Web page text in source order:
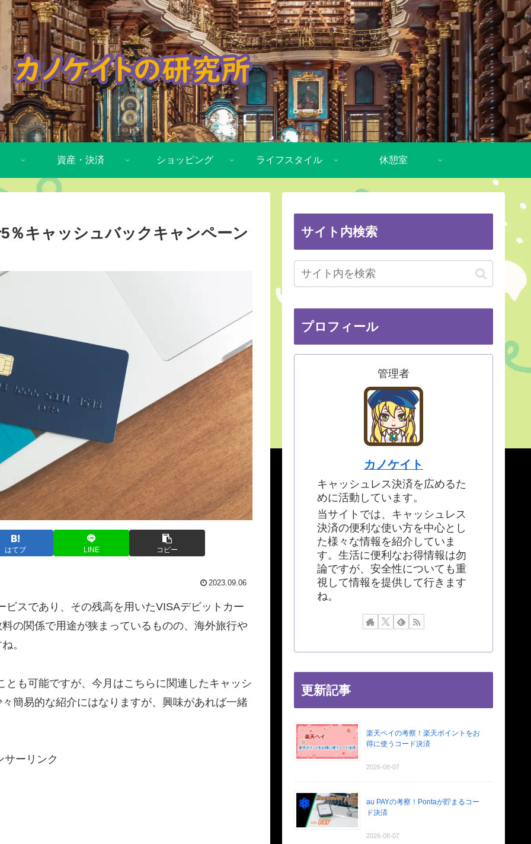
資産・決済 ショッピング ライフスタイル 休憩室
％キャッシュバックキャンペーン
はてブ LINE コピー
2023.09.06
スであり、その残高を用いたVISAデビットカー
の関係で用途が狭まっているものの、海外旅行や
。
も可能ですが、今月はこちらに関連したキャッシ
簡易的な紹介にはなりますが、興味があれば一緒
サーリンク
サイト内検索
プロフィール
管理者
カノケイト
キャッシュレス決済を広めるた
めに活動しています。
当サイトでは、キャッシュレス
決済の便利な使い方を中心とし
た様々な情報を紹介していま
す。生活に便利なお得情報は勿
論ですが、安全性についても重
視して情報を提供して行きます
ね。
更新記事
楽天ペイの考察！楽天ポイントをお
得に使うコード決済
2026-08-07
au PAYの考察！Pontaが貯まるコー
ド決済
2026-08-07